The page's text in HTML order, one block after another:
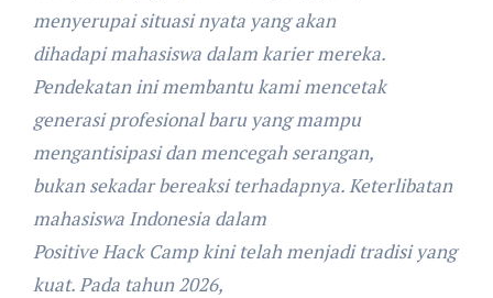
menyerupai situasi nyata yang akan
dihadapi mahasiswa dalam karier mereka.
Pendekatan ini membantu kami mencetak
generasi profesional baru yang mampu
mengantisipasi dan mencegah serangan,
bukan sekadar bereaksi terhadapnya. Keterlibatan
mahasiswa Indonesia dalam
Positive Hack Camp kini telah menjadi tradisi yang
kuat. Pada tahun 2026,